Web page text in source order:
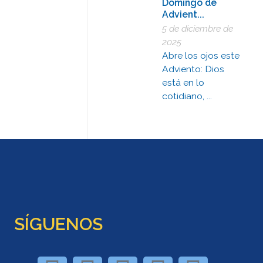
Domingo de
Advient...
5 de diciembre de
2025
Abre los ojos este
Adviento: Dios
está en lo
cotidiano, ...
SÍGUENOS